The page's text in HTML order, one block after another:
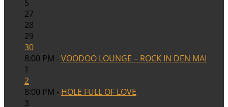
S
27
28
29
30
8:00 PM -VOODOO LOUNGE – ROCK IN DEN MAI
1
2
8:00 PM - HOLE FULL OF LOVE
3